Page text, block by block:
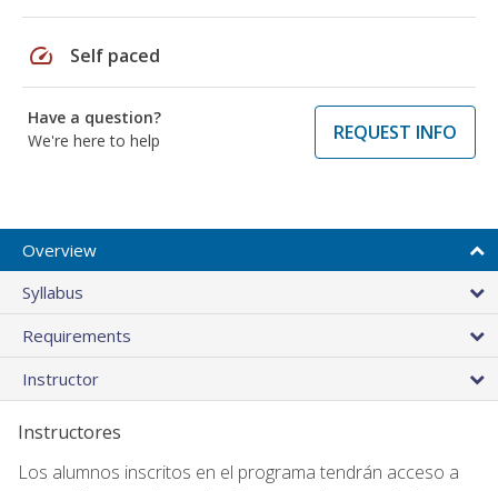
speed Self paced
Have a question?
We're here to help
REQUEST INFO
Overview
Syllabus
Requirements
Instructor
Instructores
Los alumnos inscritos en el programa tendrán acceso a